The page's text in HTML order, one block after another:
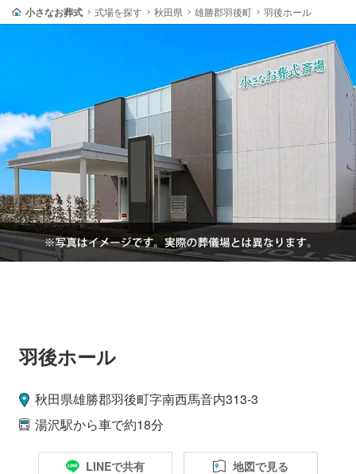
小さなお葬式 式場を探す 秋田県 雄勝郡羽後町 羽後ホール
羽後ホール
秋田県雄勝郡羽後町字南西馬音内313-3
湯沢駅から車で約18分
LINEで共有 地図で見る